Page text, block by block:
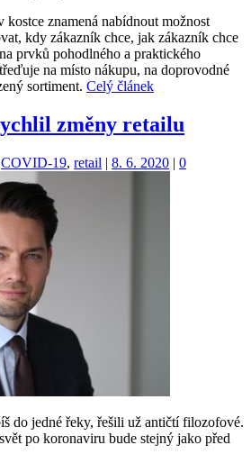
znamená nabídnout možnost
kdy zákazník chce, jak zákazník chce
prvků pohodlného a praktického
na místo nákupu, na doprovodné
sortiment. Celý článek
změny retailu
COVID-19, retail | 8. 6. 2020 | 0
do jedné řeky, řešili už antičtí filozofové.
po koronaviru bude stejný jako před